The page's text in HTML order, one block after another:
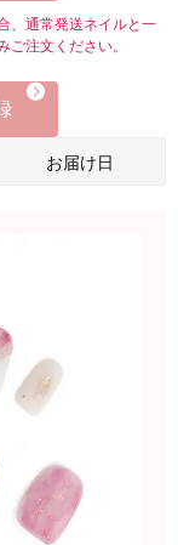
、通常発送ネイルと一
注文ください。
お届け日